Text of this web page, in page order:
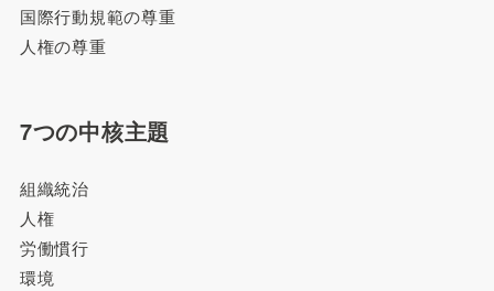
国際行動規範の尊重
人権の尊重
7つの中核主題
組織統治
人権
労働慣行
環境